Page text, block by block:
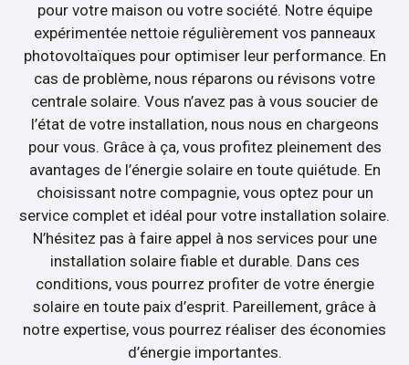
pour votre maison ou votre société. Notre équipe
expérimentée nettoie régulièrement vos panneaux
photovoltaïques pour optimiser leur performance. En
cas de problème, nous réparons ou révisons votre
centrale solaire. Vous n’avez pas à vous soucier de
l’état de votre installation, nous nous en chargeons
pour vous. Grâce à ça, vous profitez pleinement des
avantages de l’énergie solaire en toute quiétude. En
choisissant notre compagnie, vous optez pour un
service complet et idéal pour votre installation solaire.
N’hésitez pas à faire appel à nos services pour une
installation solaire fiable et durable. Dans ces
conditions, vous pourrez profiter de votre énergie
solaire en toute paix d’esprit. Pareillement, grâce à
notre expertise, vous pourrez réaliser des économies
d’énergie importantes.